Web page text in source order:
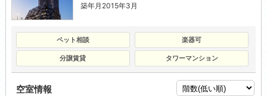
築年月2015年3月
ペット相談 楽器可
分譲賃貸 タワーマンション
空室情報